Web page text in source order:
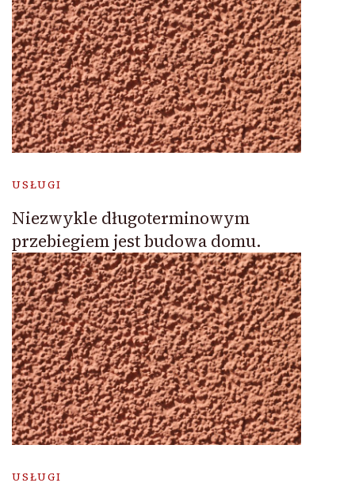
USŁUGI
Niezwykle długoterminowym
przebiegiem jest budowa domu.
USŁUGI